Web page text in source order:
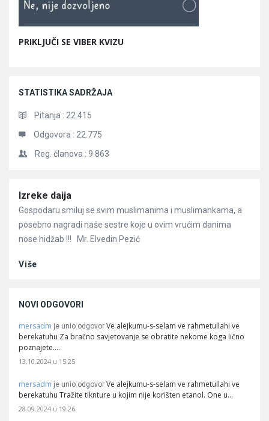
PRIKLJUČI SE VIBER KVIZU
STATISTIKA SADRŽAJA
Pitanja : 22.415
Odgovora : 22.775
Reg. članova : 9.863
Članci
Izreke daija
Gospodaru smiluj se svim muslimanima i muslimankama, a
posebno nagradi naše sestre koje u ovim vrućim danima
nose hidžab !!! Mr. Elvedin Pezić
Više
NOVI ODGOVORI
mersadm je unio odgovor Ve alejkumu-s-selam ve rahmetullahi ve
berekatuhu Za bračno savjetovanje se obratite nekome koga lično
poznajete.…
13.10.2024 u 15:25
mersadm je unio odgovor Ve alejkumu-s-selam ve rahmetullahi ve
berekatuhu Tražite tiknture u kojim nije korišten etanol. One u…
28.09.2024 u 19:26